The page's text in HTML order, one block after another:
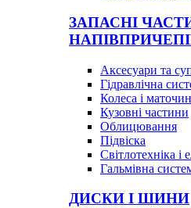
ЗАПАСНІ
Аксесуари та
Гідравлічна
Колеса і
Кузовні частини
Облицювання
Підвіска
Світлотехніка і
Гальмівна
ДИСКИ І ШИНИ